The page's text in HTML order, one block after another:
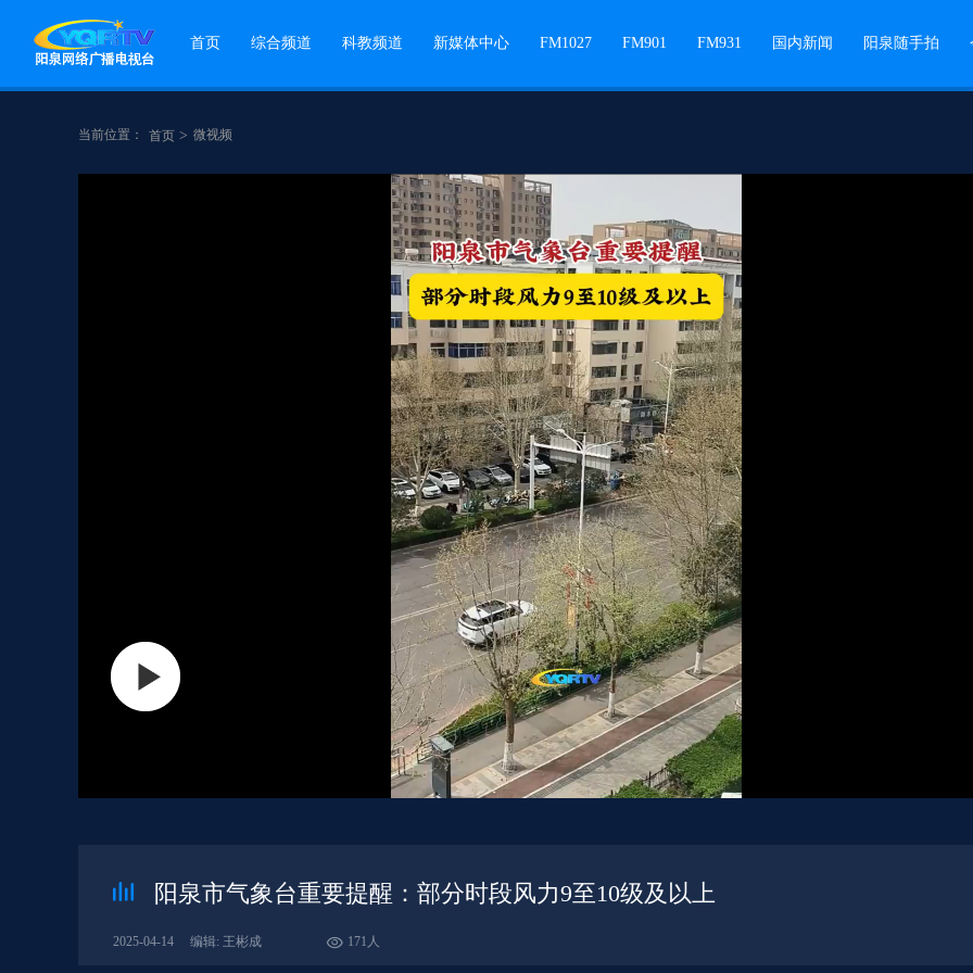
首页 综合频道 科教频道 新媒体中心 FM1027 FM901 FM931 国内新闻 阳泉随手拍
当前位置： 首页 > 微视频
阳泉市气象台重要提醒：部分时段风力9至10级及以上
2025-04-14 编辑: 王彬成 171人